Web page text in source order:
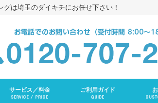
は埼玉のダイキチにお任せ下さい！
サービス／料金
SERVICE / PRICE
ご利用ガイド
GUIDE